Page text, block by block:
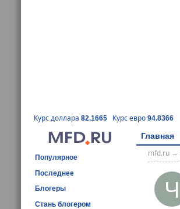
Курс доллара 82.1665 Курс евро 94.8366
Главная
Популярное
Последнее
Блогеры
Стань блогером
mfd.ru→
Ч